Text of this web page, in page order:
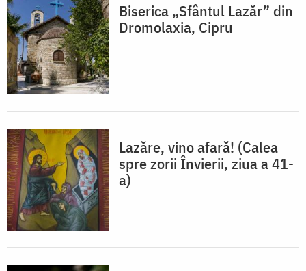
Biserica „Sfântul Lazăr” din
Dromolaxia, Cipru
Lazăre, vino afară! (Calea
spre zorii Învierii, ziua a 41-
a)